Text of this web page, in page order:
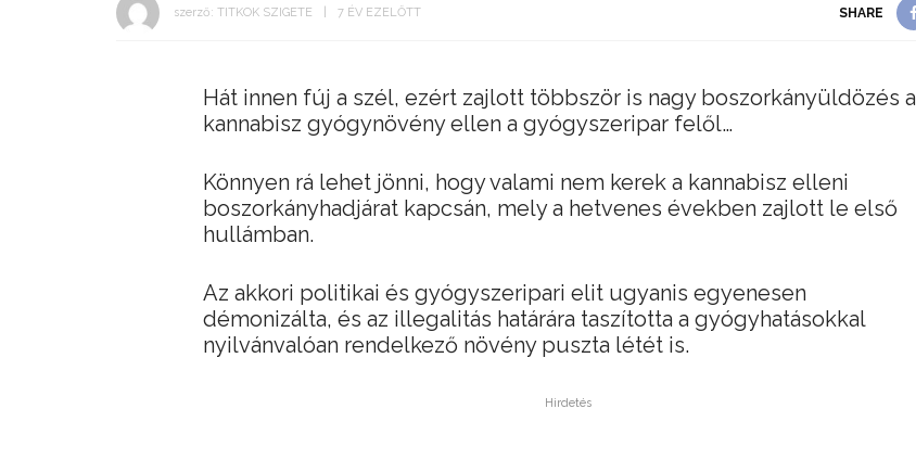
szerző: TITKOK SZIGETE 7 ÉV EZELŐTT SHARE
Hát innen fúj a szél, ezért zajlott többször is nagy boszorkányüldözés a
kannabisz gyógynövény ellen a gyógyszeripar felől…
Könnyen rá lehet jönni, hogy valami nem kerek a kannabisz elleni
boszorkányhadjárat kapcsán, mely a hetvenes években zajlott le első
hullámban.
Az akkori politikai és gyógyszeripari elit ugyanis egyenesen
démonizálta, és az illegalitás határára taszította a gyógyhatásokkal
nyilvánvalóan rendelkező növény puszta létét is.
Hirdetés